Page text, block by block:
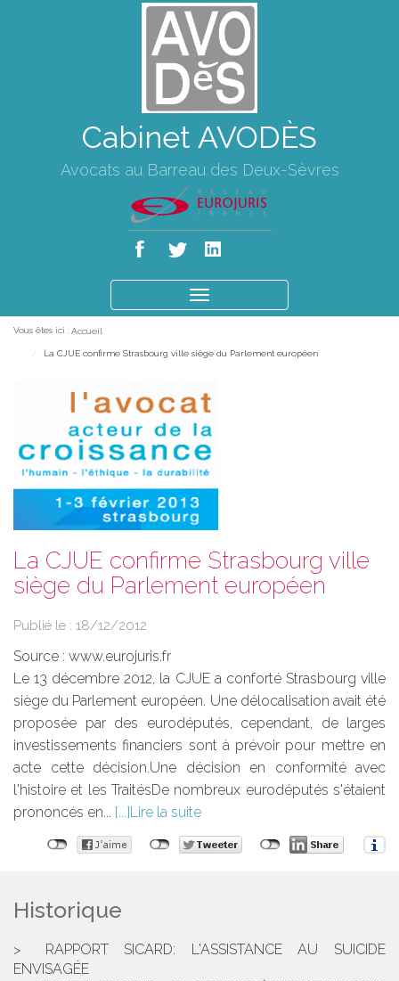
Cabinet AVODÈS
Avocats au Barreau des Deux-Sèvres
le
Vous êtes ici : Accueil
La CJUE confirme Strasbourg ville siège du Parlement européen
La CJUE confirme Strasbourg ville
siège du Parlement européen
Publié le : 18/12/2012
Source : www.eurojuris.fr
Le 13 décembre 2012, la CJUE a conforté Strasbourg ville
siège du Parlement européen. Une délocalisation avait été
proposée par des eurodéputés, cependant, de larges
investissements financiers sont à prévoir pour mettre en
acte cette décision.Une décision en conformité avec
l'histoire et les TraitésDe nombreux eurodéputés s'étaient
prononcés en...
Lire la suite
Historique
RAPPORT SICARD: L'ASSISTANCE AU SUICIDE
ENVISAGÉE